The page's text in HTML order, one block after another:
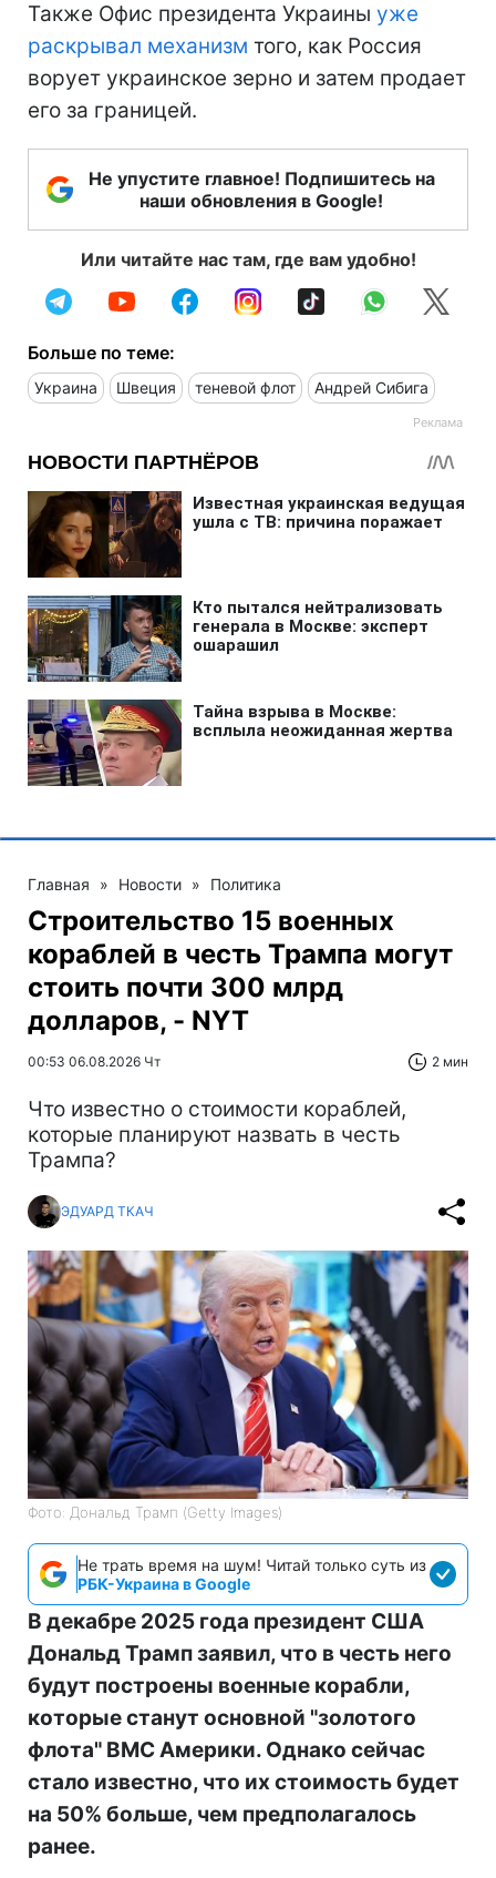
Также Офис президента Украины уже
раскрывал механизм того, как Россия
ворует украинское зерно и затем продает
его за границей.
Не упустите главное! Подпишитесь на
наши обновления в Google!
Или читайте нас там, где вам удобно!
Больше по теме:
Украина Швеция теневой флот Андрей Сибига
Главная » Новости » Политика
Строительство 15 военных
кораблей в честь Трампа могут
стоить почти 300 млрд
долларов, - NYT
00:53 06.08.2026 Чт 2 мин
Что известно о стоимости кораблей,
которые планируют назвать в честь
Трампа?
ЭДУАРД ТКАЧ
Фото: Дональд Трамп (Getty Images)
Не трать время на шум! Читай только суть из
РБК-Украина в Google
В декабре 2025 года президент США
Дональд Трамп заявил, что в честь него
будут построены военные корабли,
которые станут основной "золотого
флота" ВМС Америки. Однако сейчас
стало известно, что их стоимость будет
на 50% больше, чем предполагалось
ранее.